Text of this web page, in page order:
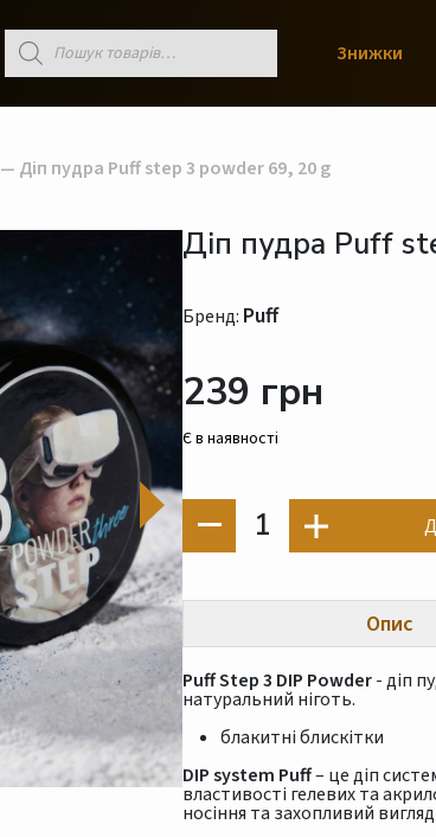
Пошук
товарів Знижки
— Діп пудра Puff step 3 powder 69, 20 g
Діп пудра Puff
Бренд: Puff
239 грн
Є в наявності
1
Опис
Puff Step 3 DIP Powder- діп
натуральний ніготь.
блакитні блискітки
DIP system Puff– це діп
властивості гелевих та
носіння та захопливий